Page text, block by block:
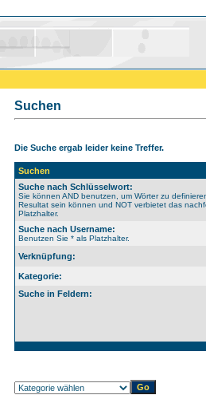
Suchen
Die Suche ergab leider keine Treffer.
Suchen
Suche nach Schlüsselwort:
Sie können AND benutzen, um Wörter zu
Resultat sein können und NOT verbietet das
Platzhalter.
Suche nach Username:
Benutzen Sie * als Platzhalter.
Verknüpfung:
Kategorie:
Suche in Feldern: